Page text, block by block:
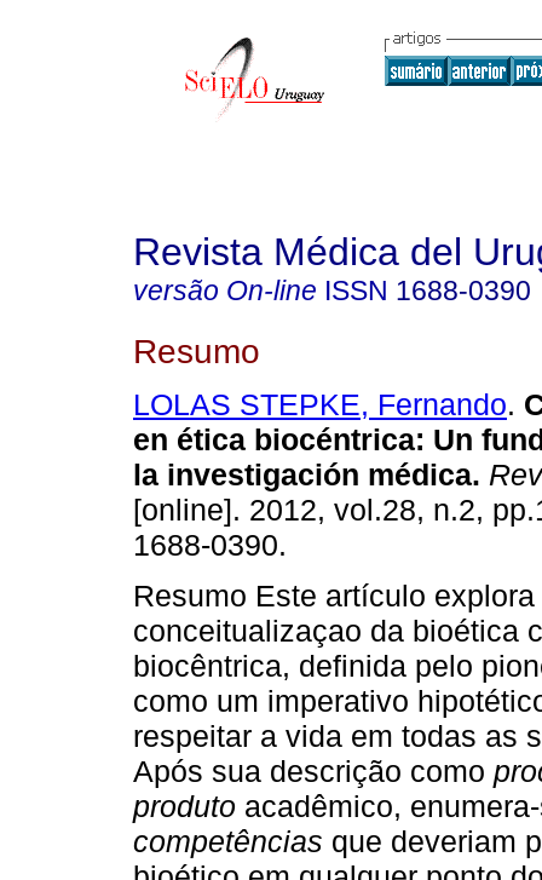
Revista Médica del
versão On-line ISSN 1688-0390
Resumo
LOLAS STEPKE, Fernando.
en ética biocéntrica: Un
la investigación médica.
[online]. 2012, vol.28, n.2,
1688-0390.
Resumo Este artículo
conceitualizaçao da bioética
biocêntrica, definida pelo
como um imperativo
respeitar a vida em todas as
Após sua descrição como
produto acadêmico,
competências que deveriam